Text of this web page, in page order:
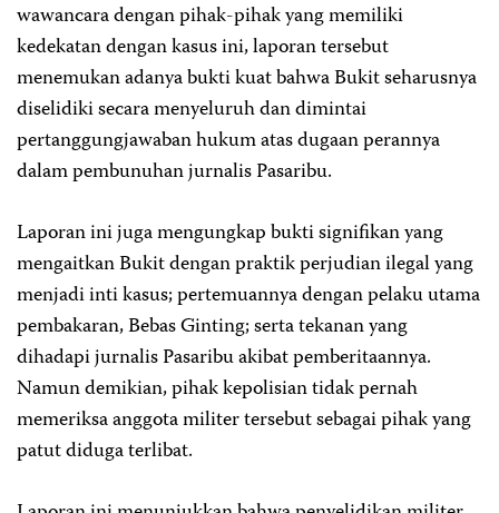
wawancara dengan pihak-pihak yang memiliki
kedekatan dengan kasus ini, laporan tersebut
menemukan adanya bukti kuat bahwa Bukit seharusnya
diselidiki secara menyeluruh dan dimintai
pertanggungjawaban hukum atas dugaan perannya
dalam pembunuhan jurnalis Pasaribu.
Laporan ini juga mengungkap bukti signifikan yang
mengaitkan Bukit dengan praktik perjudian ilegal yang
menjadi inti kasus; pertemuannya dengan pelaku utama
pembakaran, Bebas Ginting; serta tekanan yang
dihadapi jurnalis Pasaribu akibat pemberitaannya.
Namun demikian, pihak kepolisian tidak pernah
memeriksa anggota militer tersebut sebagai pihak yang
patut diduga terlibat.